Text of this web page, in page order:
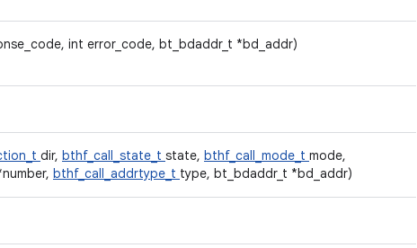
int error_code, bt_bdaddr_t *bd_addr)
dir, bthf_call_state_t state, bthf_call_mode_t mode,
bthf_call_addrtype_t type, bt_bdaddr_t *bd_addr)